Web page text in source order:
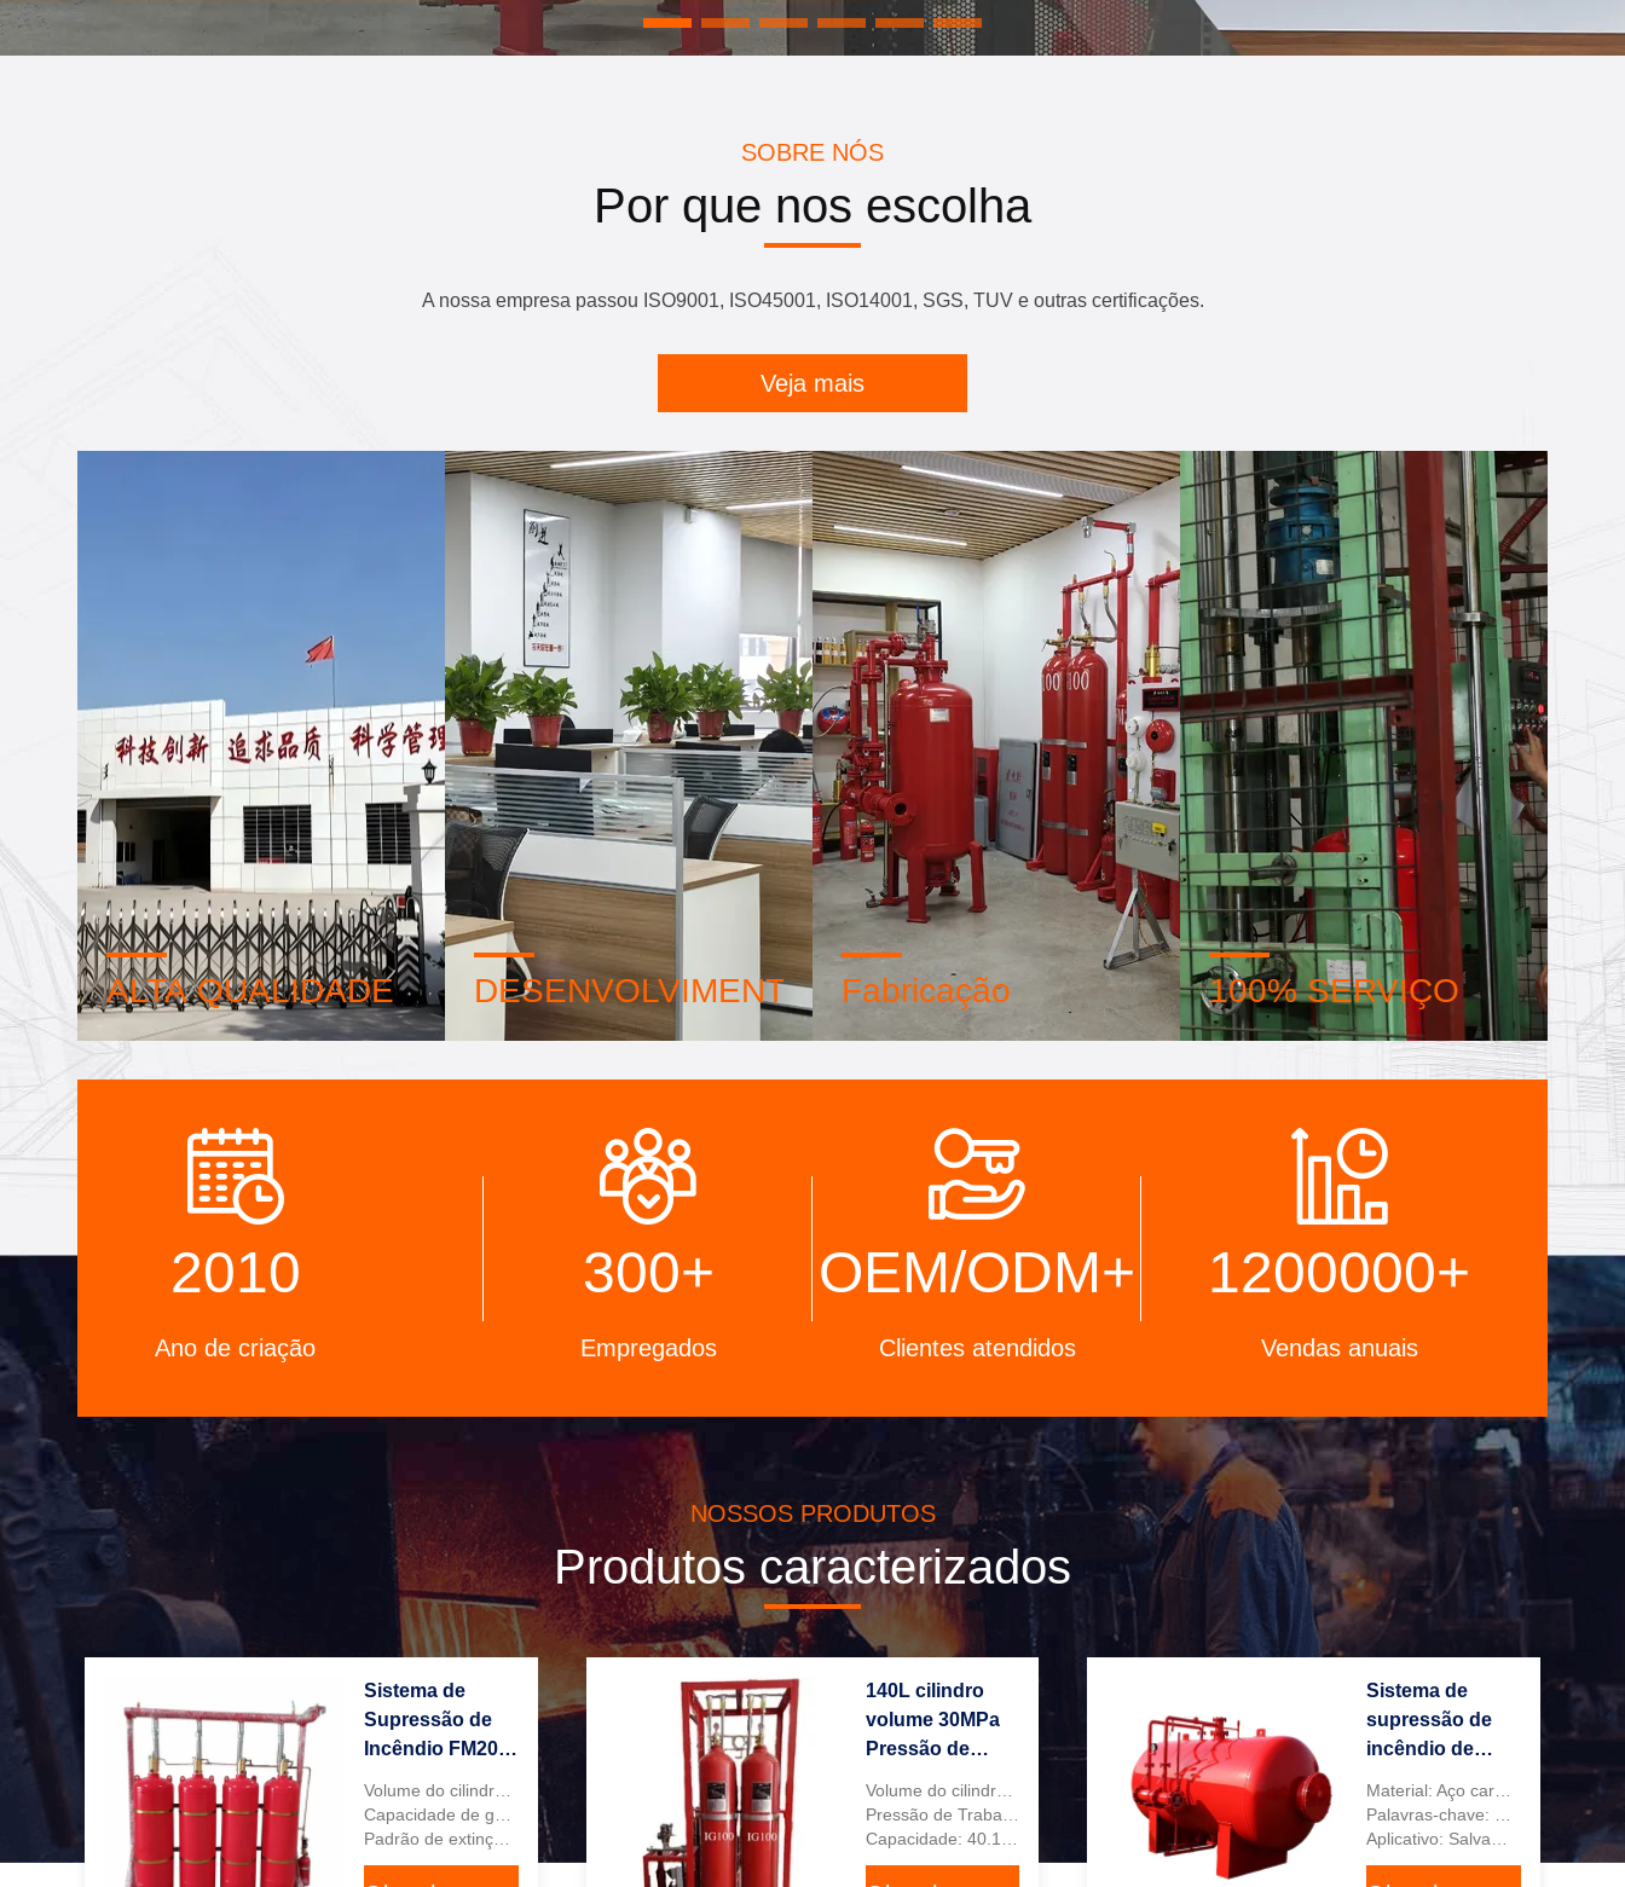
SOBRE NÓS
Por que nos escolha
A nossa empresa passou ISO9001, ISO45001, ISO14001, SGS, TUV e outras certificações.
Veja mais
ALTA QUALIDADE
Selo de Confiança, Verificação de
Crédito, RoSH e Avaliação da
empresa possui um sistema de
controle de qualidade rigoroso e um
laboratório de testes profissional.
DESENVOLVIMENTO
profissional e oficina de máquinas
para desenvolver os produtos que
Fabricação
sistema estritamente de controlo de
os terminais elétricos além da sua
100% SERVIÇO
Embalagens a granel e pequenas
embalagens personalizadas, FOB,
lo a encontrar a melhor solução
para todas as suas preocupações.
2010
Ano de criação
300+
Empregados
OEM/ODM+
Clientes atendidos
1200000+
Vendas anuais
NOSSOS PRODUTOS
Produtos caracterizados
Sistema de
Supressão de
Incêndio FM200
Controle
Automático e
Inundação
140L cilindro
volume 30MPa
Pressão de
arranque
automático gás
inerte sistema
Volume do cilindro: 80L/90L
Sistema de
supressão de
incêndio de
carbono com
3%-6% de
espuma